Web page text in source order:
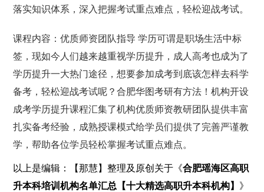
落实知识体系，深入把握考试重点难点，轻松迎战考试。
课程内容：优质师资团队指导 学历可谓是职场生活中标
签，现如今人们越来越重视学历提升，成人高考也成为了
学历提升一大热门途径，想要参加成考到底该怎样去科学
备考，轻松迎战考试呢？合肥华图考研有方法！机构开设
成考学历提升课程汇集了机构优质师资教研团队提供丰富
扎实备考经验，成熟授课模式给学员们提供了完善严谨教
学，帮助各位学员轻松掌握考试重点难点。
以上是编辑：【那慧】整理及原创关于《合肥瑶海区高职
升本科培训机构名单汇总【十大精选高职升本科机构】 》